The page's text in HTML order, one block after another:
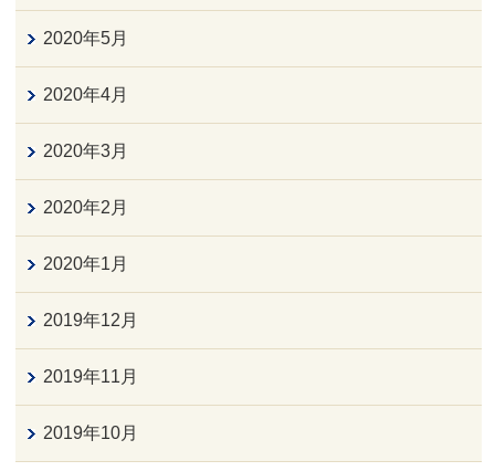
2020年5月
2020年4月
2020年3月
2020年2月
2020年1月
2019年12月
2019年11月
2019年10月